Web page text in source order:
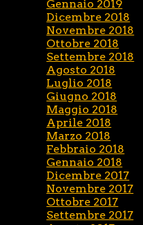
Gennaio 2019
Dicembre 2018
Novembre 2018
Ottobre 2018
Settembre 2018
Agosto 2018
Luglio 2018
Giugno 2018
Maggio 2018
Aprile 2018
Marzo 2018
Febbraio 2018
Gennaio 2018
Dicembre 2017
Novembre 2017
Ottobre 2017
Settembre 2017